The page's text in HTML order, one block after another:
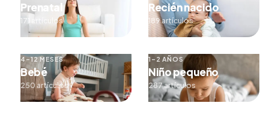
Prenatal
171 artículos
Recién nacido
189 artículos
4–12 MESES
Bebé
250 artículos
1–2 AÑOS
Niño pequeño
287 artículos